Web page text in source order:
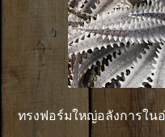
ทรงฟอร์มใหญ่อลังการในอ่